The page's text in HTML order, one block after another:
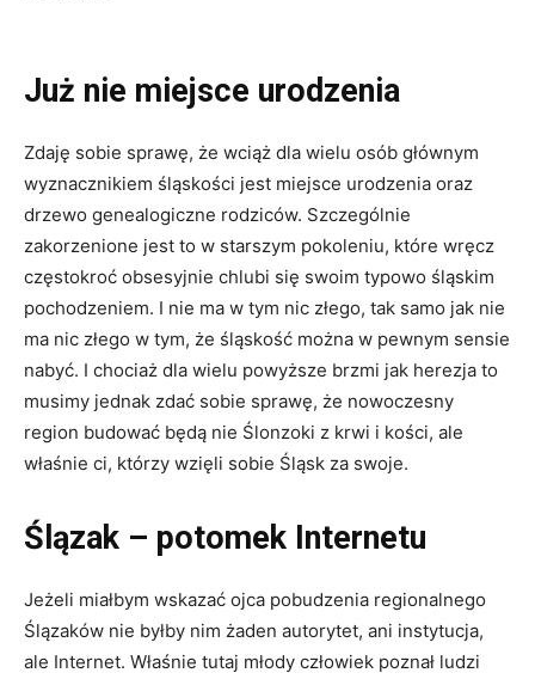
Już nie miejsce urodzenia
Zdaję sobie sprawę, że wciąż dla wielu osób głównym
wyznacznikiem śląskości jest miejsce urodzenia oraz
drzewo genealogiczne rodziców. Szczególnie
zakorzenione jest to w starszym pokoleniu, które wręcz
częstokroć obsesyjnie chlubi się swoim typowo śląskim
pochodzeniem. I nie ma w tym nic złego, tak samo jak nie
ma nic złego w tym, że śląskość można w pewnym sensie
nabyć. I chociaż dla wielu powyższe brzmi jak herezja to
musimy jednak zdać sobie sprawę, że nowoczesny
region budować będą nie Ślonzoki z krwi i kości, ale
właśnie ci, którzy wzięli sobie Śląsk za swoje.
Ślązak – potomek Internetu
Jeżeli miałbym wskazać ojca pobudzenia regionalnego
Ślązaków nie byłby nim żaden autorytet, ani instytucja,
ale Internet. Właśnie tutaj młody człowiek poznał ludzi